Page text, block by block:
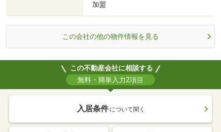
加盟
この会社の他の物件情報を見る
この不動産会社に相談する
無料・簡単入力2項目
入居条件 について聞く